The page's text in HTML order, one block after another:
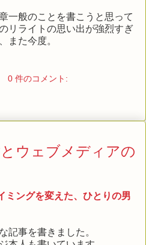
般のことを書こうと思って
リライトの思い出が強烈すぎ
また今度。
0 件のコメント:
ウェブメディアの
ミングを変えた、ひとりの男
記事を書きました。